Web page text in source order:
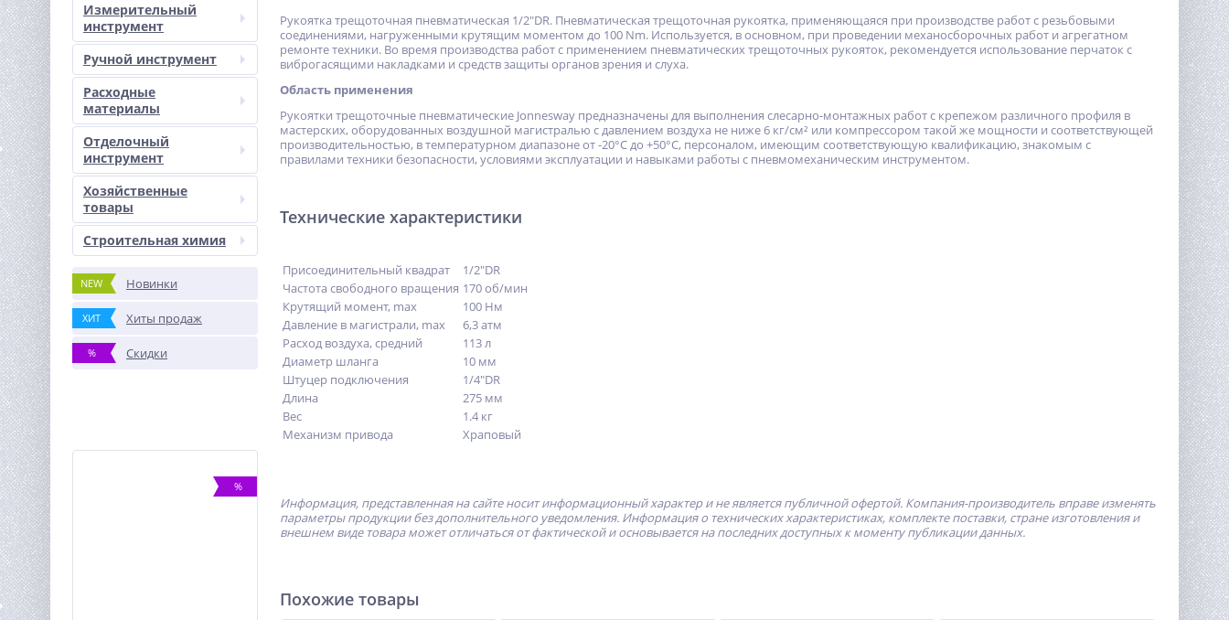
Измерительный
инструмент
Ручной инструмент
Расходные
материалы
Отделочный
инструмент
Хозяйственные
товары
Строительная химия
NEW Новинки
ХИТ Хиты продаж
% Скидки
%
Рукоятка трещоточная пневматическая 1/2"DR. Пневматическая трещоточная рукоятка, применяющаяся при производстве работ с резьбовыми
соединениями, нагруженными крутящим моментом до 100 Nm. Используется, в основном, при проведении механосборочных работ и агрегатном
ремонте техники. Во время производства работ с применением пневматических трещоточных рукояток, рекомендуется использование перчаток с
виброгасящими накладками и средств защиты органов зрения и слуха.
Область применения
Рукоятки трещоточные пневматические Jonnesway предназначены для выполнения слесарно-монтажных работ с крепежом различного профиля в
мастерских, оборудованных воздушной магистралью с давлением воздуха не ниже 6 кг/см² или компрессором такой же мощности и соответствующей
производительностью, в температурном диапазоне от -20°С до +50°С, персоналом, имеющим соответствующую квалификацию, знакомым с
правилами техники безопасности, условиями эксплуатации и навыками работы с пневмомеханическим инструментом.
Технические характеристики
Присоединительный квадрат
1/2"DR
Частота свободного вращения 170 об/мин
Крутящий момент, max
100 Нм
Давление в магистрали, max
6,3 атм
Расход воздуха, средний
113 л
Диаметр шланга
10 мм
Штуцер подключения
1/4"DR
Длина
275 мм
Вес
1.4 кг
Механизм привода
Храповый
Информация, представленная на сайте носит информационный характер и не является публичной офертой. Компания-производитель вправе изменять
параметры продукции без дополнительного уведомления. Информация о технических характеристиках, комплекте поставки, стране изготовления и
внешнем виде товара может отличаться от фактической и основывается на последних доступных к моменту публикации данных.
Похожие товары